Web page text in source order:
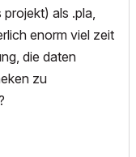
als .pla,
enorm viel zeit
die daten
zu